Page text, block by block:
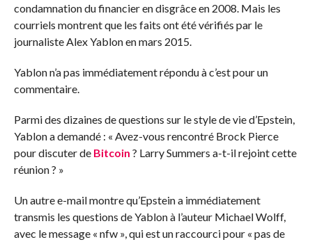
condamnation du financier en disgrâce en 2008. Mais les
courriels montrent que les faits ont été vérifiés par le
journaliste Alex Yablon en mars 2015.
Yablon n’a pas immédiatement répondu àc’est pour un
commentaire.
Parmi des dizaines de questions sur le style de vie d’Epstein,
Yablon a demandé : « Avez-vous rencontré Brock Pierce
pour discuter de Bitcoin ? Larry Summers a-t-il rejoint cette
réunion ? »
Un autre e-mail montre qu’Epstein a immédiatement
transmis les questions de Yablon à l’auteur Michael Wolff,
avec le message « nfw », qui est un raccourci pour « pas de